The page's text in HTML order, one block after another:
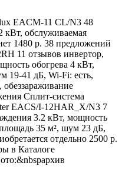
EACM-11 CL/N3 48
кВт, обслуживаемая
1480 р. 38 предложений
11 отзывов инвертор,
обогрева 4 кВт,
19-41 дБ, Wi-Fi: есть,
обеззараживание
Сплит-система
EACS/I-12HAR_X/N3 7
3.2 кВт, мощность
35 м², шум 23 дБ,
отдельно 2500 р.
в Каталоге